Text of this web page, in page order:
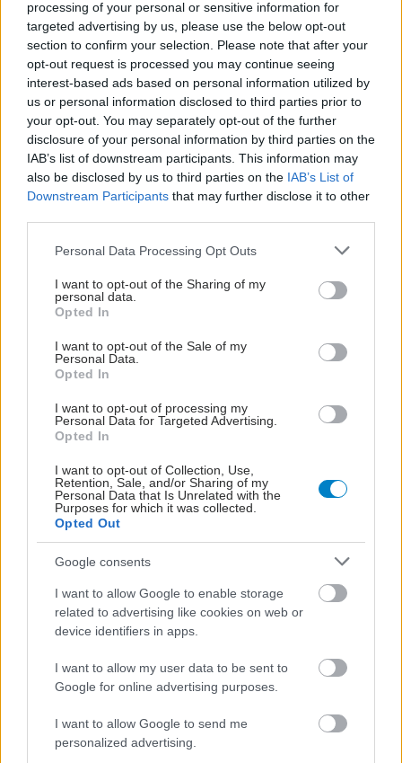
processing of your personal or sensitive information for
targeted advertising by us, please use the below opt-out
section to confirm your selection. Please note that after your
opt-out request is processed you may continue seeing
interest-based ads based on personal information utilized by
us or personal information disclosed to third parties prior to
your opt-out. You may separately opt-out of the further
disclosure of your personal information by third parties on the
IAB’s list of downstream participants. This information may
also be disclosed by us to third parties on the IAB’s List of
Downstream Participants that may further disclose it to other
Please note that this website/app uses one or more Google
not limited to your visit or usage behaviour. You may click to
grant or deny consent to Google and its third-party tags to
use your data for below specified purposes in below Google
consent section.
Personal Data Processing Opt Outs
I want to opt-out of the Sharing of my
personal data.
Opted In
I want to opt-out of the Sale of my
Personal Data.
Opted In
I want to opt-out of processing my
Personal Data for Targeted Advertising.
Opted In
I want to opt-out of Collection, Use,
Retention, Sale, and/or Sharing of my
Personal Data that Is Unrelated with the
Purposes for which it was collected.
Opted Out
Google consents
I want to allow Google to enable storage
related to advertising like cookies on web or
device identifiers in apps.
I want to allow my user data to be sent to
Google for online advertising purposes.
I want to allow Google to send me
personalized advertising.
Παρασκευή, 23 Δεκεμβρίου 2022, 18:06
Ο FDA ενέκρινε θεραπεία της Roche για το
Σε μελέτη, οι περισσότεροι ασθενείς ανταποκρίθηκαν στην